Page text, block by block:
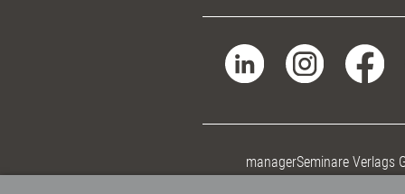
managerSeminare Verlags